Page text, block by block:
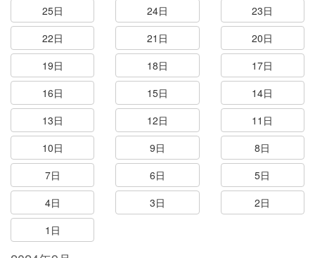
25日
24日
23日
22日
21日
20日
19日
18日
17日
16日
15日
14日
13日
12日
11日
10日
9日
8日
7日
6日
5日
4日
3日
2日
1日